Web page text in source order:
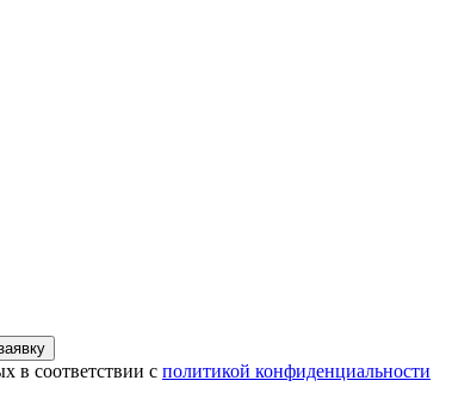
в соответствии с политикой конфиденциальности